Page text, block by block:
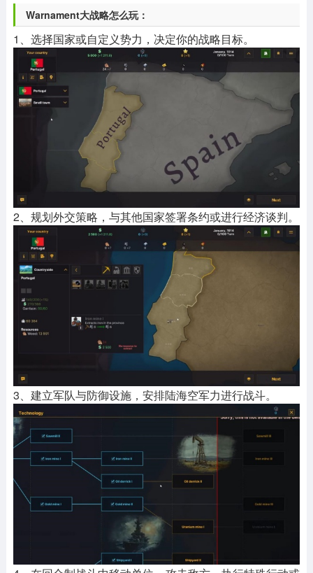
Warnament大战略怎么玩：
1、选择国家或自定义势力，决定你的战略目标。
2、规划外交策略，与其他国家签署条约或进行经济谈判。
3、建立军队与防御设施，安排陆海空军力进行战斗。